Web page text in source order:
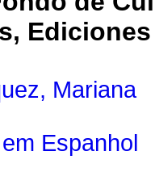
Mariana
Espanhol